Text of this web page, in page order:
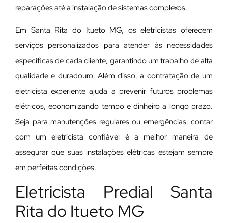
reparações até a instalação de sistemas complexos.
Em Santa Rita do Itueto MG, os eletricistas oferecem
serviços personalizados para atender às necessidades
específicas de cada cliente, garantindo um trabalho de alta
qualidade e duradouro. Além disso, a contratação de um
eletricista experiente ajuda a prevenir futuros problemas
elétricos, economizando tempo e dinheiro a longo prazo.
Seja para manutenções regulares ou emergências, contar
com um eletricista confiável é a melhor maneira de
assegurar que suas instalações elétricas estejam sempre
em perfeitas condições.
Eletricista Predial Santa
Rita do Itueto MG